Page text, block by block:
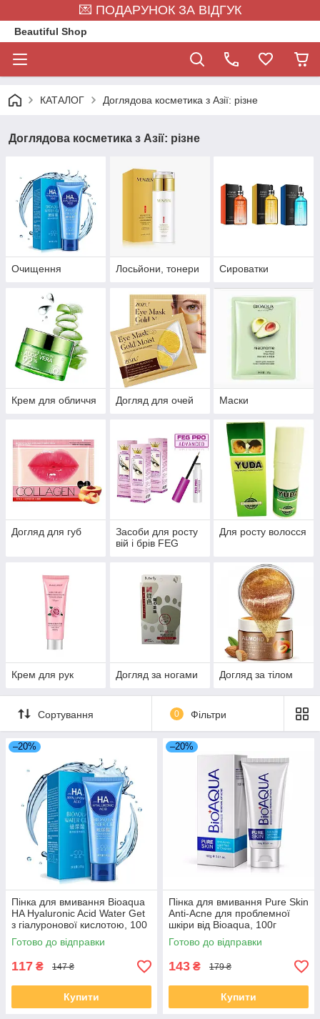
💌 ПОДАРУНОК ЗА ВІДГУК
Beautiful Shop
КАТАЛОГ Доглядова косметика з Азії: різне
Доглядова косметика з Азії: різне
Очищення Лосьйони, тонери Сироватки
Крем для обличчя Догляд для очей Маски
Догляд для губ
Засоби для росту
вій і брів FEG
Для росту волосся
Крем для рук Догляд за ногами Догляд за тілом
Сортування 0 Фільтри
–20%
Пінка для вмивання Bioaqua
HA Hyaluronic Acid Water Get
з гіалуронової кислотою, 100
гГотово до відправки
117 ₴ 147 ₴
Купити
–20%
Пінка для вмивання Pure Skin
Anti-Acne для проблемної
шкіри від Bioaqua, 100г
Готово до відправки
143 ₴ 179 ₴
Купити